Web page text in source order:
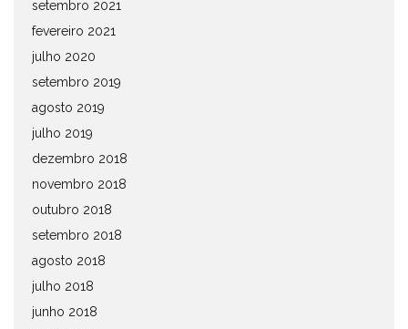
setembro 2021
fevereiro 2021
julho 2020
setembro 2019
agosto 2019
julho 2019
dezembro 2018
novembro 2018
outubro 2018
setembro 2018
agosto 2018
julho 2018
junho 2018